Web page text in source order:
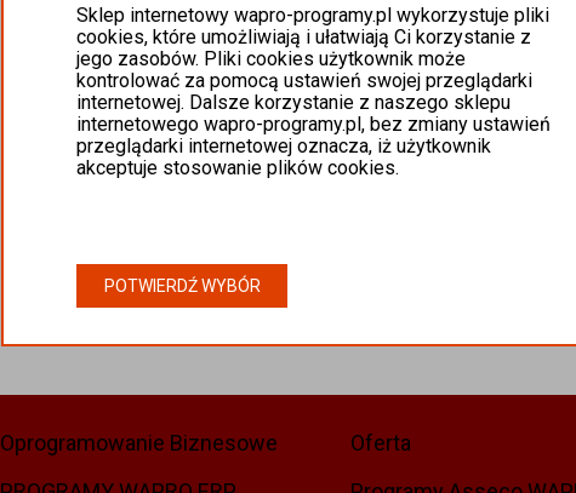
Oprogramowanie Biznesowe
Oferta
Sklep internetowy wapro-programy.pl wykorzystuje pliki
cookies, które umożliwiają i ułatwiają Ci korzystanie z
jego zasobów. Pliki cookies użytkownik może
kontrolować za pomocą ustawień swojej przeglądarki
internetowej. Dalsze korzystanie z naszego sklepu
internetowego wapro-programy.pl, bez zmiany ustawień
przeglądarki internetowej oznacza, iż użytkownik
akceptuje stosowanie plików cookies.
POTWIERDŹ WYBÓR